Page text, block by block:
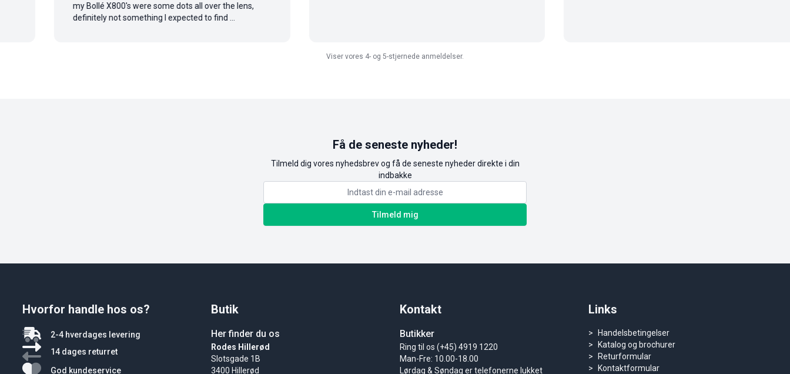
my Bollé X800's were some dots all over the lens,
definitely not something I expected to find ...
Viser vores 4- og 5-stjernede anmeldelser.
Få de seneste nyheder!
Tilmeld dig vores nyhedsbrev og få de seneste nyheder direkte i din
indbakke
Tilmeld mig
Butik
Her finder du os
Rodes Hillerød
Slotsgade 1B
3400 Hillerød
Kontakt
Butikker
Ring til os (+45) 4919 1220
Man-Fre: 10.00-18.00
Lørdag & Søndag er telefonerne lukket
Links
Handelsbetingelser
Katalog og brochurer
Returformular
Kontaktformular
Hvorfor handle hos os?
2-4 hverdages levering
14 dages returret
God kundeservice